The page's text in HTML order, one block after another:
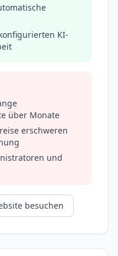
KI-
über Monate
erschweren
und
besuchen